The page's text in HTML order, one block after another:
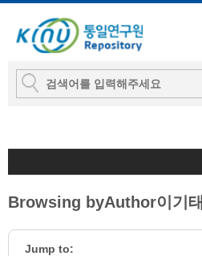
Browsing byAuthor이기태
Jump to: